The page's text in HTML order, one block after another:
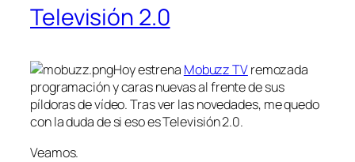
Televisión 2.0
Hoy estrena Mobuzz TVremozada
programación y caras nuevas al frente de sus
píldoras de vídeo. Tras ver las novedades, me quedo
con la duda de si eso es Televisión 2.0.
Veamos.